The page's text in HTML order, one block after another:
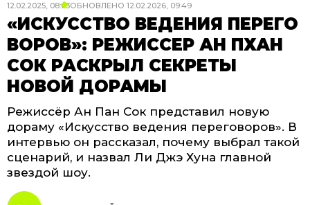
12.02.2025, 08:03ОБНОВЛЕНО 12.02.2026, 09:49
«ИСКУССТВО ВЕДЕНИЯ ПЕРЕГО
ВОРОВ»: РЕЖИССЕР АН ПХАН
СОК РАСКРЫЛ СЕКРЕТЫ
НОВОЙ ДОРАМЫ
Режиссёр Ан Пан Сок представил новую
дораму «Искусство ведения переговоров». В
интервью он рассказал, почему выбрал такой
сценарий, и назвал Ли Джэ Хуна главной
звездой шоу.